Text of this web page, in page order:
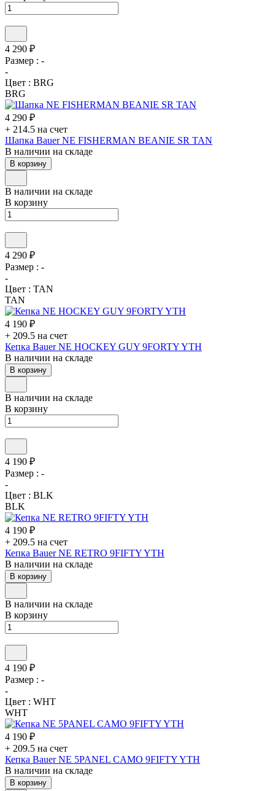
4 290 ₽
Размер : -
-
Цвет : BRG
BRG
4 290 ₽
+ 214.5 на счет
Шапка Bauer NE FISHERMAN BEANIE SR TAN
В наличии на складе
В корзину
В наличии на складе
В корзину
4 290 ₽
Размер : -
-
Цвет : TAN
TAN
4 190 ₽
+ 209.5 на счет
Кепка Bauer NE HOCKEY GUY 9FORTY YTH
В наличии на складе
В корзину
В наличии на складе
В корзину
4 190 ₽
Размер : -
-
Цвет : BLK
BLK
4 190 ₽
+ 209.5 на счет
Кепка Bauer NE RETRO 9FIFTY YTH
В наличии на складе
В корзину
В наличии на складе
В корзину
4 190 ₽
Размер : -
-
Цвет : WHT
WHT
4 190 ₽
+ 209.5 на счет
Кепка Bauer NE 5PANEL CAMO 9FIFTY YTH
В наличии на складе
В корзину